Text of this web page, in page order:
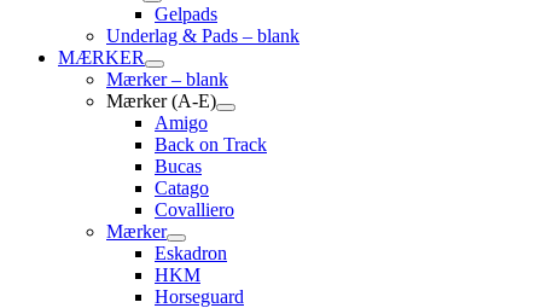
Gelpads
Underlag & Pads – blank
MÆRKER
Mærker – blank
Mærker (A-E)
Amigo
Back on Track
Bucas
Catago
Covalliero
Mærker
Eskadron
HKM
Horseguard